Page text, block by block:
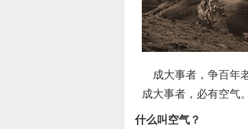
成大事者，争百年
成大事者，必有空气。
什么叫空气？